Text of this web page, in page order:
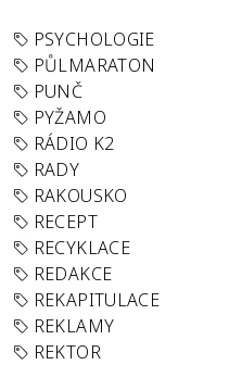
PSYCHOLOGIE
PŮLMARATON
PUNČ
PYŽAMO
RÁDIO K2
RADY
RAKOUSKO
RECEPT
RECYKLACE
REDAKCE
REKAPITULACE
REKLAMY
REKTOR